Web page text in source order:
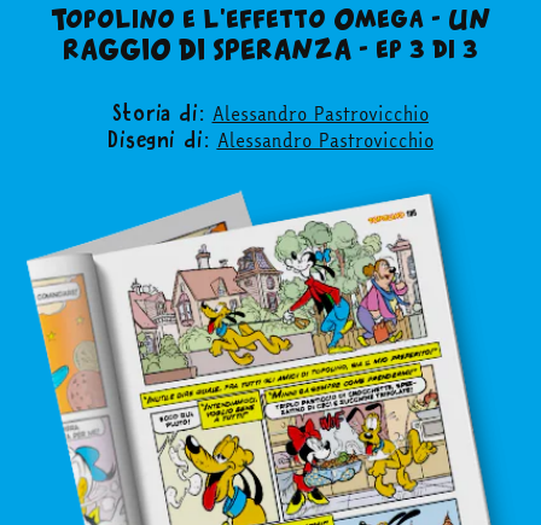
Topolino e l'effetto Omega - UN
RAGGIO DI SPERANZA - ep 3 di 3
Storia di: Alessandro Pastrovicchio
Disegni di: Alessandro Pastrovicchio